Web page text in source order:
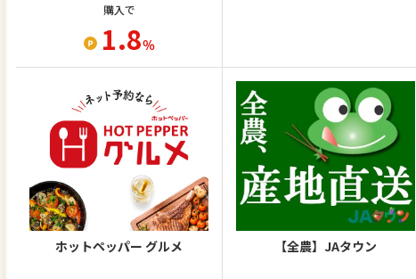
購入で
1.8％
ホットペッパー グルメ 【全農】JAタウン